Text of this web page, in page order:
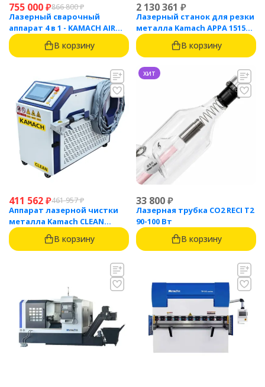
755 000₽866 800₽
Лазерный сварочный
аппарат 4 в 1 - KAMACH AIR
1500
В корзину
2 130 361 ₽
Лазерный станок для резки
металла Kamach APPA 1515
(1500 Вт)
В корзину
411 562₽461 957₽
Аппарат лазерной чистки
металла Kamach CLEAN
1500BW
В корзину
хит
33 800₽
Лазерная трубка CO2 RECI T2
90-100 Вт
В корзину